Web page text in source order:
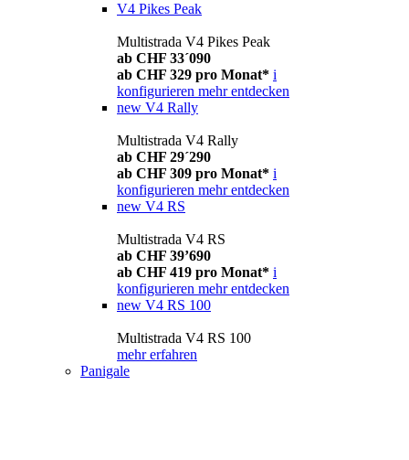
V4 Pikes Peak
Multistrada V4 Pikes Peak
ab CHF 33´090
ab CHF 329 pro Monat* i
konfigurieren mehr entdecken
new V4 Rally
Multistrada V4 Rally
ab CHF 29´290
ab CHF 309 pro Monat* i
konfigurieren mehr entdecken
new V4 RS
Multistrada V4 RS
ab CHF 39’690
ab CHF 419 pro Monat* i
konfigurieren mehr entdecken
new V4 RS 100
Multistrada V4 RS 100
mehr erfahren
Panigale